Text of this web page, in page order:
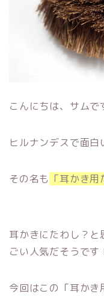
こんにちは、サムで
ヒルナンデスで面白
その名も 「耳かき用
耳かきにたわし？
ごい人気だそうです
今回はこの「耳かき